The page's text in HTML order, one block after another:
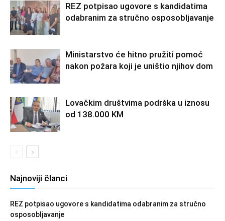
REZ potpisao ugovore s kandidatima
odabranim za stručno osposobljavanje
Ministarstvo će hitno pružiti pomoć
nakon požara koji je uništio njihov dom
Lovačkim društvima podrška u iznosu
od 138.000 KM
Najnoviji članci
REZ potpisao ugovore s kandidatima odabranim za stručno
osposobljavanje